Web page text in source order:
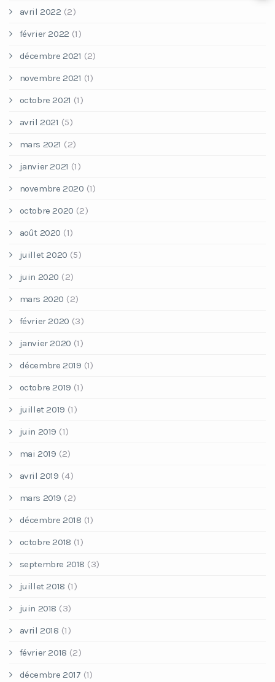
avril 2022 (2)
février 2022 (1)
décembre 2021 (2)
novembre 2021 (1)
octobre 2021 (1)
avril 2021 (5)
mars 2021 (2)
janvier 2021 (1)
novembre 2020 (1)
octobre 2020 (2)
août 2020 (1)
juillet 2020 (5)
juin 2020 (2)
mars 2020 (2)
février 2020 (3)
janvier 2020 (1)
décembre 2019 (1)
octobre 2019 (1)
juillet 2019 (1)
juin 2019 (1)
mai 2019 (2)
avril 2019 (4)
mars 2019 (2)
décembre 2018 (1)
octobre 2018 (1)
septembre 2018 (3)
juillet 2018 (1)
juin 2018 (3)
avril 2018 (1)
février 2018 (2)
décembre 2017 (1)